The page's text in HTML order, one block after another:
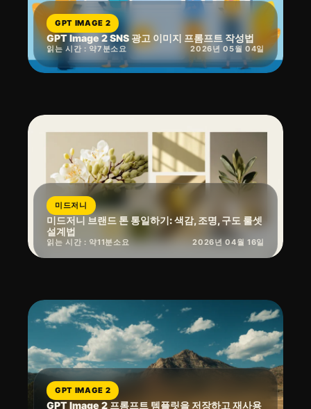
GPT IMAGE 2
GPT Image 2 SNS 광고 이미지 프롬프트 작성법
읽는 시간 : 약7 분소요 2026년 05월 04일
미드저니
미드저니 브랜드 톤 통일하기: 색감, 조명, 구도 룰셋
설계법
읽는 시간 : 약11분소요 2026년 04월 16일
GPT IMAGE 2
GPT Image 2 프롬프트 템플릿을 저장하고 재사용